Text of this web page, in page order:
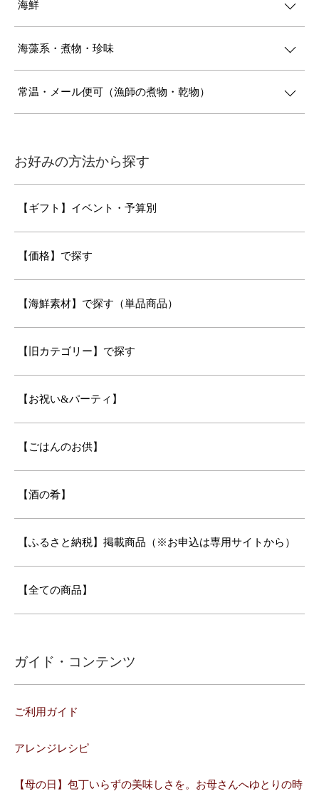
海鮮
海藻系・煮物・珍味
常温・メール便可（漁師の煮物・乾物）
お好みの方法から探す
【ギフト】イベント・予算別
【価格】で探す
【海鮮素材】で探す（単品商品）
【旧カテゴリー】で探す
【お祝い&パーティ】
【ごはんのお供】
【酒の肴】
【ふるさと納税】掲載商品（※お申込は専用サイトから）
【全ての商品】
ガイド・コンテンツ
ご利用ガイド
アレンジレシピ
【母の日】包丁いらずの美味しさを。お母さんへゆとりの時